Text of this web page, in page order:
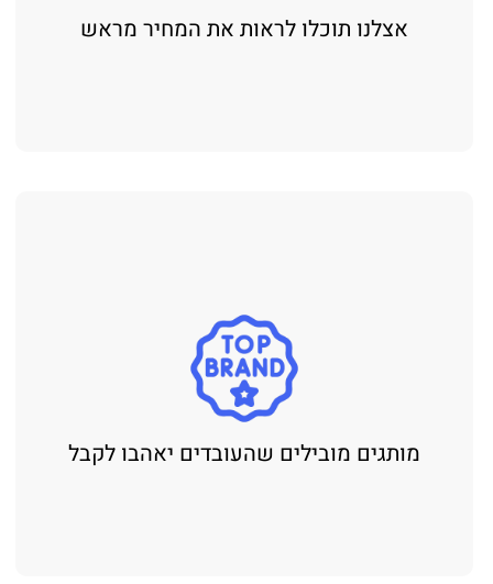
אצלנו תוכלו לראות את המחיר מראש
מותגים מובילים שהעובדים יאהבו לקבל